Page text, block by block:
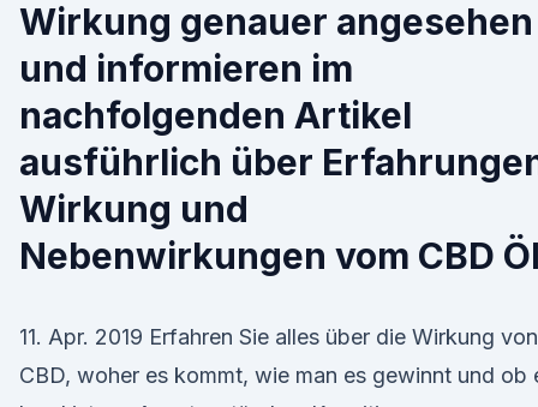
Wirkung genauer angesehen
und informieren im
nachfolgenden Artikel
ausführlich über
Wirkung und
Nebenwirkungen vom CBD
11. Apr. 2019 Erfahren Sie alles über die Wirkung von
CBD, woher es kommt, wie man es gewinnt und ob